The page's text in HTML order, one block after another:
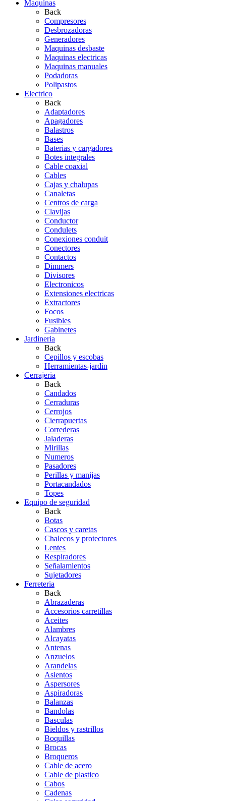
Maquinas
Back
Compresores
Desbrozadoras
Generadores
Maquinas desbaste
Maquinas electricas
Maquinas manuales
Podadoras
Polipastos
Electrico
Back
Adaptadores
Apagadores
Balastros
Bases
Baterias y cargadores
Botes integrales
Cable coaxial
Cables
Cajas y chalupas
Canaletas
Centros de carga
Clavijas
Conductor
Condulets
Conexiones conduit
Conectores
Contactos
Dimmers
Divisores
Electronicos
Extensiones electricas
Extractores
Focos
Fusibles
Gabinetes
Jardineria
Back
Cepillos y escobas
Herramientas-jardin
Cerrajeria
Back
Candados
Cerraduras
Cerrojos
Cierrapuertas
Correderas
Jaladeras
Mirillas
Numeros
Pasadores
Perillas y manijas
Portacandados
Topes
Equipo de seguridad
Back
Botas
Cascos y caretas
Chalecos y protectores
Lentes
Respiradores
Señalamientos
Sujetadores
Ferreteria
Back
Abrazaderas
Accesorios carretillas
Aceites
Alambres
Alcayatas
Antenas
Anzuelos
Arandelas
Asientos
Aspersores
Aspiradoras
Balanzas
Bandolas
Basculas
Bieldos y rastrillos
Boquillas
Brocas
Broqueros
Cable de acero
Cable de plastico
Cabos
Cadenas